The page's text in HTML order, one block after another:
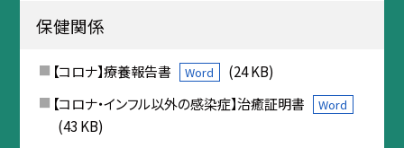
保健関係
【コロナ】療養報告書 Word
(24 KB)
【コロナ・インフル以外の感染症】治癒証明書
Word
(43 KB)